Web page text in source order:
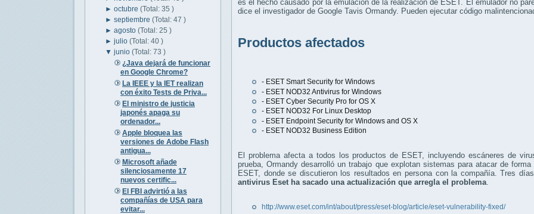
►octubre(Total: 35 )
►septiembre(Total: 47 )
►agosto(Total: 25 )
►julio(Total: 40 )
▼junio(Total: 73 )
¿Java dejará de funcionar
en Google Chrome?
La IEEE y la IET realizan
con éxito Tests de Priva...
El ministro de justicia
japonés apaga su
ordenador...
Apple bloquea las
versiones de Adobe Flash
antigua...
Microsoft añade
silenciosamente 17
nuevos certific...
El FBI advirtió a las
compañías de USA para
evitar...
es el hecho causado por la emulación de la realización de ESET. El emulador no
dice el investigador de Google Tavis Ormandy. Pueden ejecutar código
Productos afectados
- ESET Smart Security for Windows
- ESET NOD32 Antivirus for Windows
- ESET Cyber Security Pro for OS X
- ESET NOD32 For Linux Desktop
- ESET Endpoint Security for Windows and OS X
- ESET NOD32 Business Edition
El problema afecta a todos los productos de ESET, incluyendo escáneres de
prueba, Ormandy desarrolló un trabajo que explotan sistemas para atacar de
ESET, donde se discutieron los resultados en persona con la compañía. Tres
antivirus Eset ha sacado una actualización que arregla el problema.
http://www.eset.com/int/about/press/eset-blog/article/eset-vulnerability-fixed/